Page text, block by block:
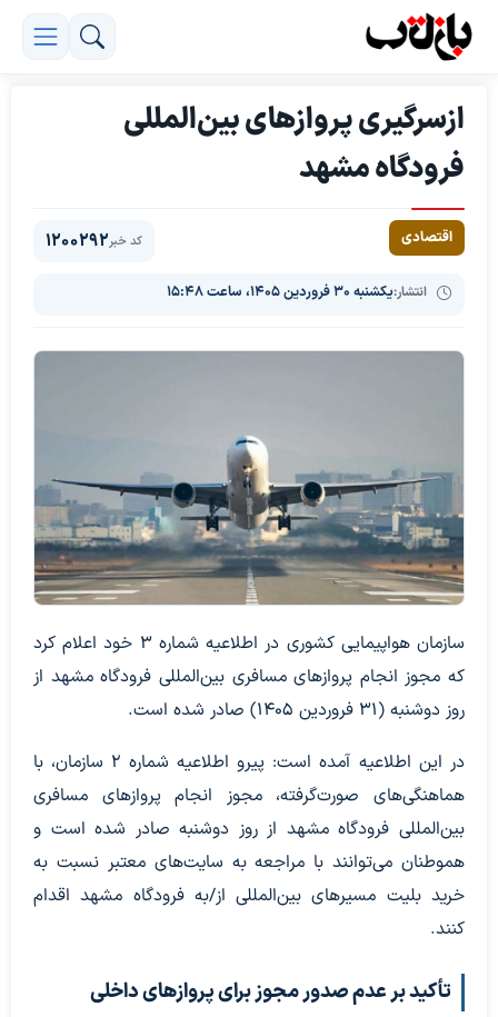
ازسرگیری پروازهای بین‌المللی
فرودگاه مشهد
اقتصادی
انتشار:یکشنبه ۳۰ فروردین ۱۴۰۵، ساعت ۱۵:۴۸
کد خبر1200292
سازمان هواپیمایی کشوری در اطلاعیه شماره ۳ خود اعلام کرد
که مجوز انجام پروازهای مسافری بین‌المللی فرودگاه مشهد از
روز دوشنبه (۳۱ فروردین ۱۴۰۵) صادر شده است.
در این اطلاعیه آمده است: پیرو اطلاعیه شماره ۲ سازمان، با
هماهنگی‌های صورت‌گرفته، مجوز انجام پروازهای مسافری
بین‌المللی فرودگاه مشهد از روز دوشنبه صادر شده است و
هموطنان می‌توانند با مراجعه به سایت‌های معتبر نسبت به
خرید بلیت مسیرهای بین‌المللی از/به فرودگاه مشهد اقدام
کنند.
تأکید بر عدم صدور مجوز برای پروازهای داخلی